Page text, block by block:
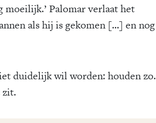
Palomar verlaat het
als hij is gekomen […] en nog
duidelijk wil worden: houden zo.
zit.